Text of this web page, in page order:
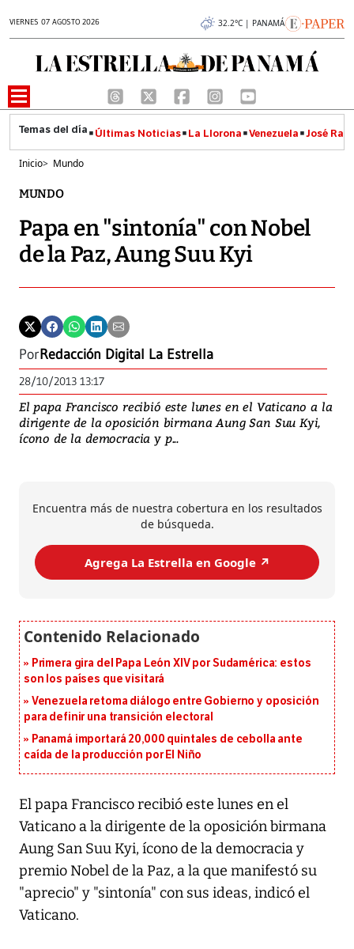
VIERNES 07 AGOSTO 2026 32.2°C | PANAMÁ
Últimas Noticias La Llorona Venezuela José
Inicio> Mundo
MUNDO
Papa en "sintonía" con Nobel
de la Paz, Aung Suu Kyi
PorRedacción Digital La Estrella
28/10/2013 13:17
El papa Francisco recibió este lunes en el Vaticano a la
dirigente de la oposición birmana Aung San Suu Kyi,
ícono de la democracia y p...
Encuentra más de nuestra cobertura en los resultados
de búsqueda.
Agrega La Estrella en Google ↗️
Primera gira del Papa León XIV por Sudamérica: estos
son los países que visitará
Venezuela retoma diálogo entre Gobierno y oposición
para definir una transición electoral
Panamá importará 20,000 quintales de cebolla ante
caída de la producción por El Niño
El papa Francisco recibió este lunes en el
Vaticano a la dirigente de la oposición birmana
Aung San Suu Kyi, ícono de la democracia y
premio Nobel de la Paz, a la que manifestó su
"aprecio" y "sintonía" con sus ideas, indicó el
Vaticano.